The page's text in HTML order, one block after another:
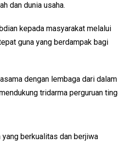
dan dunia usaha.
kepada masyarakat melalui
guna yang berdampak bagi
dengan lembaga dari dalam
tridarma perguruan
berkualitas dan berjiwa